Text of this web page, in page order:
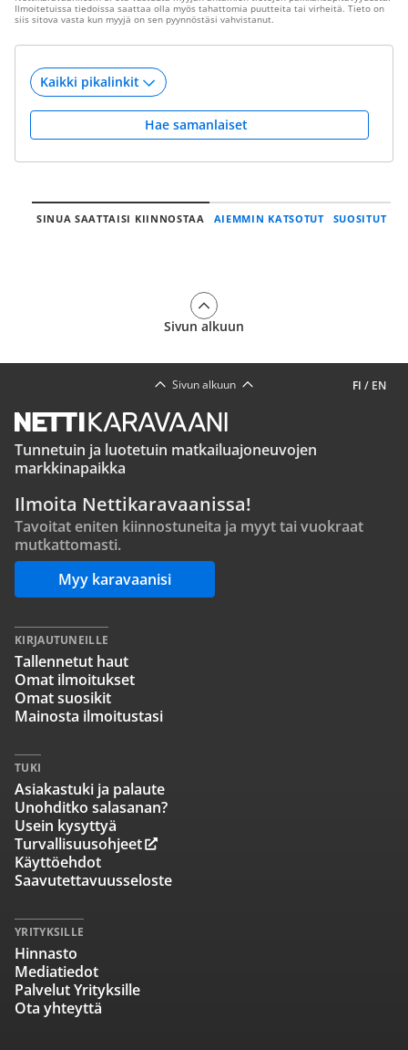
Ilmoitetuissa tiedoissa saattaa olla myös tahattomia puutteita tai virheitä. Tieto on
siis sitova vasta kun myyjä on sen pyynnöstäsi vahvistanut.
Hae samanlaiset
SINUA SAATTAISI KIINNOSTAA AIEMMIN KATSOTUT SUOSITUT
Sivun alkuun
FI / EN
Sivun alkuun
Tunnetuin ja luotetuin matkailuajoneuvojen
markkinapaikka
Ilmoita Nettikaravaanissa!
Tavoitat eniten kiinnostuneita ja myyt tai vuokraat
mutkattomasti.
Myy karavaanisi
KIRJAUTUNEILLE
Tallennetut haut
Omat ilmoitukset
Omat suosikit
Mainosta ilmoitustasi
TUKI
Asiakastuki ja palaute
Unohditko salasanan?
Usein kysyttyä
Turvallisuusohjeet
Käyttöehdot
Saavutettavuusseloste
YRITYKSILLE
Hinnasto
Mediatiedot
Palvelut Yrityksille
Ota yhteyttä